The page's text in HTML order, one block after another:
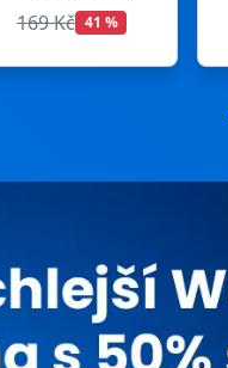
299 Kč 8 %